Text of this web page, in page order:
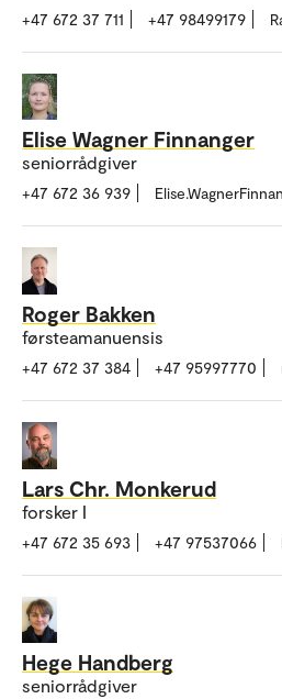
+47 672 37 711 +47 98499179
Elise Wagner Finnanger
seniorrådgiver
+47 672 36 939
Roger Bakken
førsteamanuensis
+47 672 37 384 +47 95997770
Lars Chr. Monkerud
forsker I
+47 672 35 693 +47 97537066
Hege Handberg
seniorrådgiver